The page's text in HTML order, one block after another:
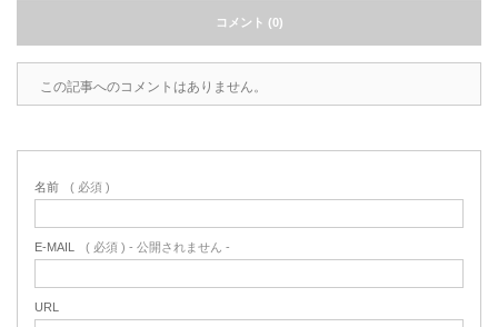
コメント (0)
この記事へのコメントはありません。
名前 ( 必須 )
E-MAIL ( 必須 ) - 公開されません -
URL